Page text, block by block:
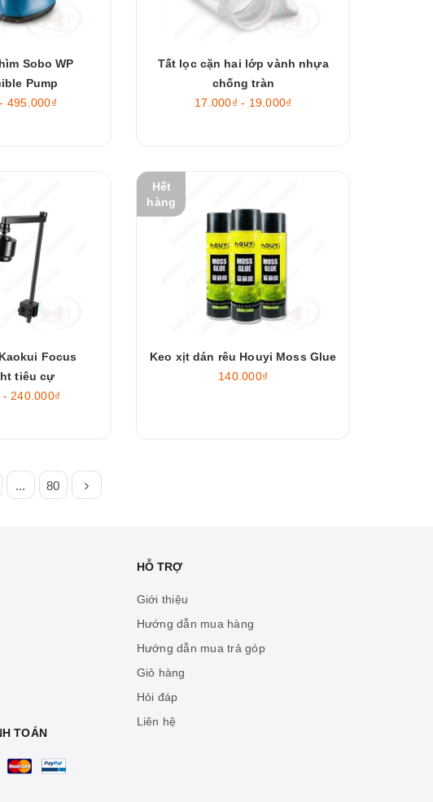
Sobo WP
Pump
495.000₫
Tất lọc cặn hai lớp vành nhựa
chống tràn
17.000₫ - 19.000₫
Focus
tiêu cự
240.000₫
Hết
hàng
Keo xịt dán rêu Houyi Moss Glue
140.000₫
... 80
TOÁN
HỖ TRỢ
Giới thiệu
Hướng dẫn mua hàng
Hướng dẫn mua trả góp
Giỏ hàng
Hỏi đáp
Liên hệ